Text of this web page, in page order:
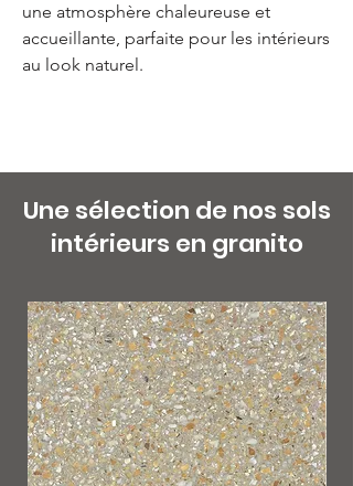
une atmosphère chaleureuse et
accueillante, parfaite pour les intérieurs
au look naturel.
Une sélection de nos sols
intérieurs en granito